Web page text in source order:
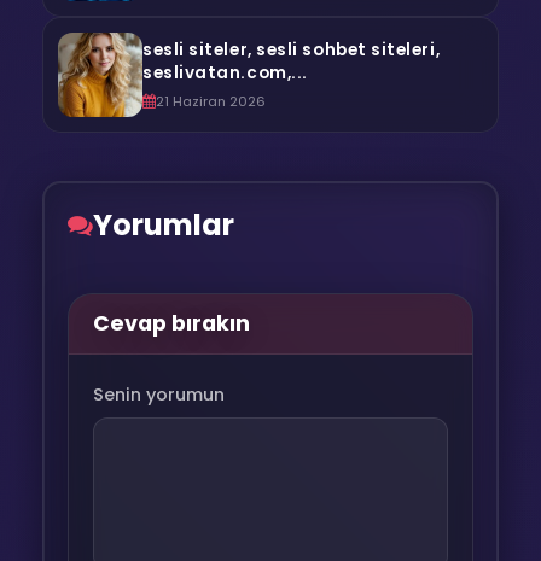
sesli siteler, sesli sohbet siteleri,
seslivatan.com,...
21 Haziran 2026
Yorumlar
Cevap bırakın
Senin yorumun